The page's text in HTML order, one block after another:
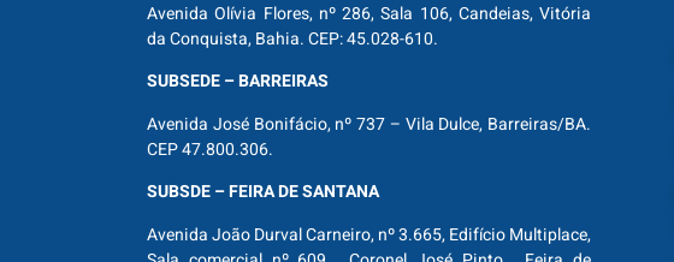
Avenida Olívia Flores, nº 286, Sala 106, Candeias, Vitória
da Conquista, Bahia. CEP: 45.028-610.
SUBSEDE – BARREIRAS
Avenida José Bonifácio, nº 737 – Vila Dulce, Barreiras/BA.
CEP 47.800.306.
SUBSDE – FEIRA DE SANTANA
Avenida João Durval Carneiro, nº 3.665, Edifício Multiplace,